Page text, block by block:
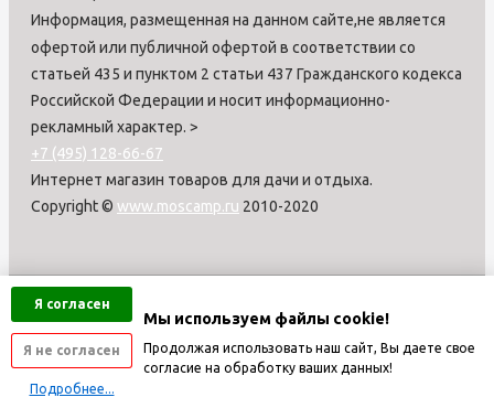
Я согласен
Я не согласен
Подробнее...
Мы используем файлы cookie!
Продолжая использовать наш сайт, Вы даете свое
согласие на обработку ваших данных!
Информация, размещенная на данном сайте,не является
офертой или публичной офертой в соответствии со
статьей 435 и пунктом 2 статьи 437 Гражданского кодекса
Российской Федерации и носит информационно-
рекламный характер. >
+7 (495) 128-66-67
Интернет магазин товаров для дачи и отдыха.
Copyright © www.moscamp.ru 2010-2020